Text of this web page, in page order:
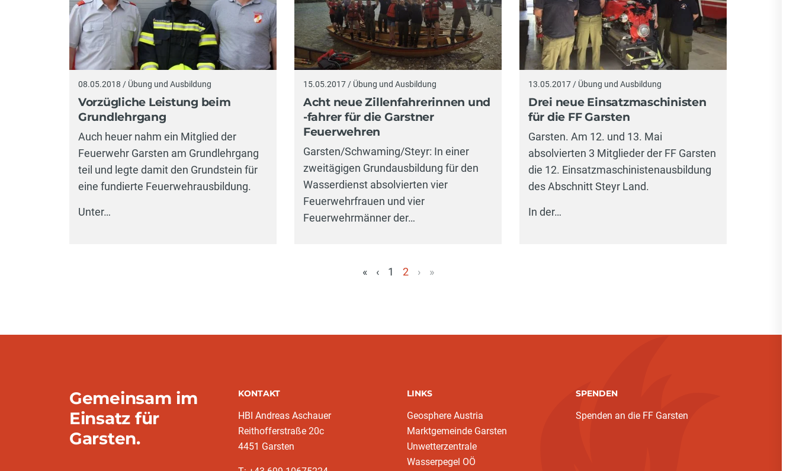
08.05.2018 / Übung und Ausbildung
Vorzügliche Leistung beim
Grundlehrgang
Auch heuer nahm ein Mitglied der
Feuerwehr Garsten am Grundlehrgang
teil und legte damit den Grundstein für
eine fundierte Feuerwehrausbildung.
Unter…
15.05.2017 / Übung und Ausbildung
Acht neue Zillenfahrerinnen und
-fahrer für die Garstner
Feuerwehren
Garsten/Schwaming/Steyr: In einer
zweitägigen Grundausbildung für den
Wasserdienst absolvierten vier
Feuerwehrfrauen und vier
Feuerwehrmänner der…
13.05.2017 / Übung und Ausbildung
Drei neue Einsatzmaschinisten
für die FF Garsten
Garsten. Am 12. und 13. Mai
absolvierten 3 Mitglieder der FF Garsten
die 12. Einsatzmaschinistenausbildung
des Abschnitt Steyr Land.
In der…
« ‹ 1
2
› »
Gemeinsam im
Einsatz für
Garsten.
KONTAKT
HBI Andreas Aschauer
Reithofferstraße 20c
4451 Garsten
LINKS
Geosphere Austria
Marktgemeinde Garsten
Unwetterzentrale
Wasserpegel OÖ
SPENDEN
Spenden an die FF Garsten